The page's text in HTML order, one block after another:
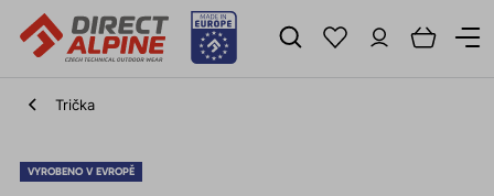
Trička
VYROBENO V EVROPĚ